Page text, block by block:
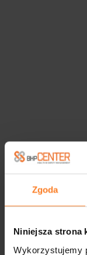
Zgoda
Niniejsza strona
Wykorzystujemy